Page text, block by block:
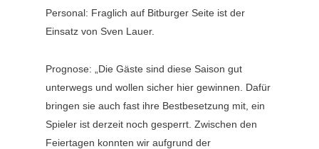
Personal: Fraglich auf Bitburger Seite ist der
Einsatz von Sven Lauer.
Prognose: „Die Gäste sind diese Saison gut
unterwegs und wollen sicher hier gewinnen. Dafür
bringen sie auch fast ihre Bestbesetzung mit, ein
Spieler ist derzeit noch gesperrt. Zwischen den
Feiertagen konnten wir aufgrund der